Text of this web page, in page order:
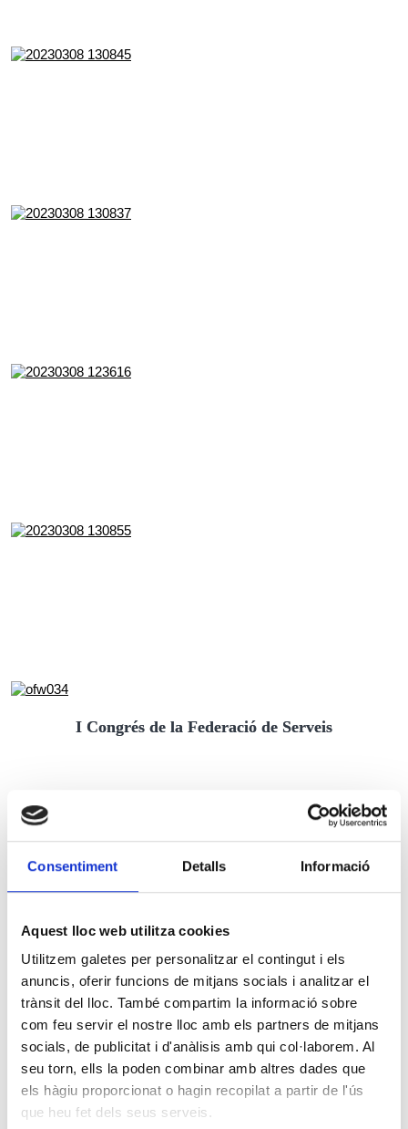
Consentiment Detalls Informació
Aquest lloc web utilitza cookies
Utilitzem galetes per personalitzar el contingut i els
anuncis, oferir funcions de mitjans socials i analitzar el
trànsit del lloc. També compartim la informació sobre
com feu servir el nostre lloc amb els partners de mitjans
socials, de publicitat i d'anàlisis amb qui col·laborem. Al
seu torn, ells la poden combinar amb altres dades que
els hàgiu proporcionat o hagin recopilat a partir de l'ús
que heu fet dels seus serveis.
I Congrés de la Federació de Serveis